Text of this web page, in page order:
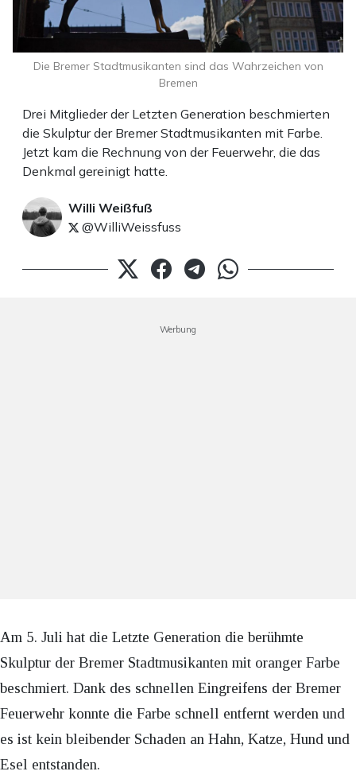
Drei Mitglieder der Letzten Generation beschmierten
die Skulptur der Bremer Stadtmusikanten mit Farbe.
Jetzt kam die Rechnung von der Feuerwehr, die das
Denkmal gereinigt hatte.
Willi Weißfuß
@WilliWeissfuss
Die Bremer Stadtmusikanten sind das Wahrzeichen von
Bremen
Werbung
Am 5. Juli hat die Letzte Generation die berühmte
Skulptur der Bremer Stadtmusikanten mit oranger Farbe
beschmiert. Dank des schnellen Eingreifens der Bremer
Feuerwehr konnte die Farbe schnell entfernt werden und
es ist kein bleibender Schaden an Hahn, Katze, Hund und
Esel entstanden.